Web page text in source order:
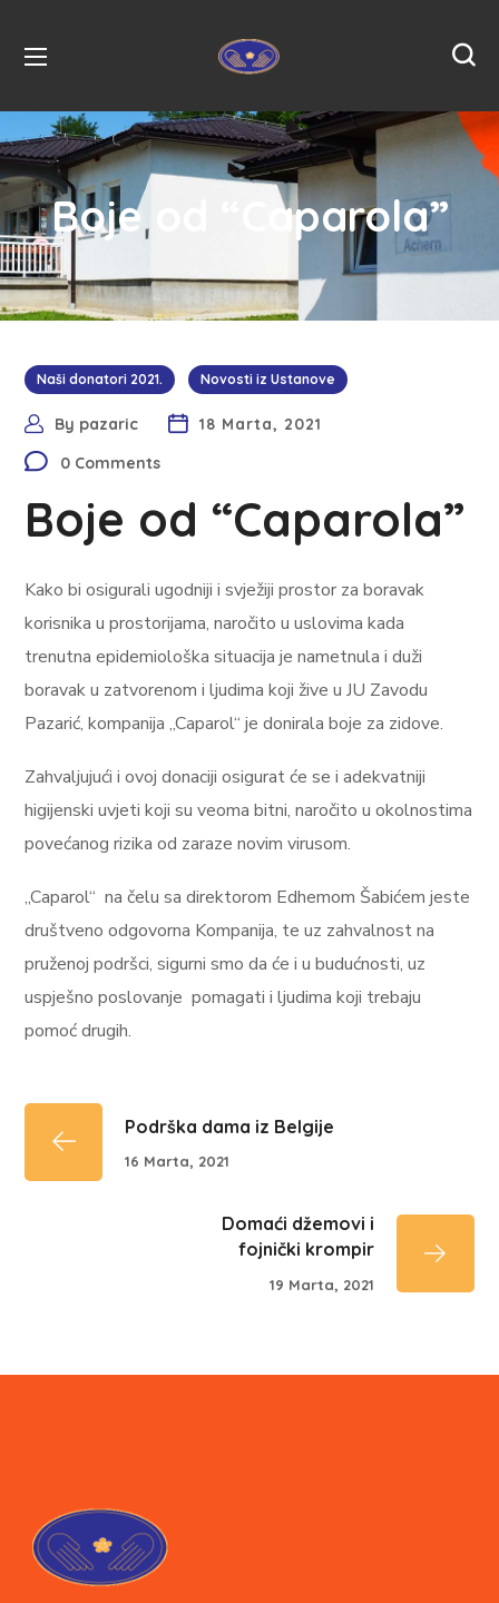
Boje od “Caparola”
Naši donatori 2021. Novosti iz Ustanove
By pazaric
18 Marta, 2021
0 Comments
Boje od “Caparola”
Kako bi osigurali ugodniji i svježiji prostor za boravak
korisnika u prostorijama, naročito u uslovima kada
trenutna epidemiološka situacija je nametnula i duži
boravak u zatvorenom i ljudima koji žive u JU Zavodu
Pazarić, kompanija „Caparol“ je donirala boje za zidove.
Zahvaljujući i ovoj donaciji osigurat će se i adekvatniji
higijenski uvjeti koji su veoma bitni, naročito u okolnostima
povećanog rizika od zaraze novim virusom.
„Caparol“ na čelu sa direktorom Edhemom Šabićem jeste
društveno odgovorna Kompanija, te uz zahvalnost na
pruženoj podršci, sigurni smo da će i u budućnosti, uz
uspješno poslovanje pomagati i ljudima koji trebaju
pomoć drugih.
Podrška dama iz Belgije
16 Marta, 2021
Domaći džemovi i
fojnički krompir
19 Marta, 2021